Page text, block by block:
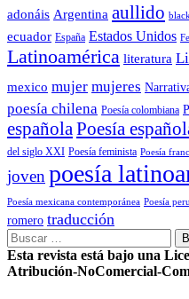
adonáis Argentina aullido
ecuador España Estados Unidos
Latinoamérica literatura
mexico mujer mujeres
poesía chilena Poesía colombiana
española Poesía
del siglo XXI Poesía feminista Poesía
joven poesía
Poesía mexicana contemporánea Poesía
romero traducción
Buscar:
Esta revista está bajo una
Atribución-NoComercial-